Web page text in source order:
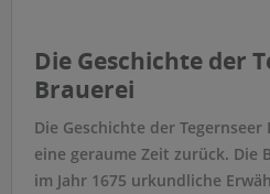
Die Geschichte der
Brauerei
Die Geschichte der
eine geraume Zeit zurück. Die
im Jahr 1675 urkundliche